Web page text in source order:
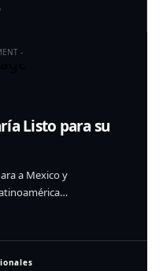
-
Listo para su
a Mexico y